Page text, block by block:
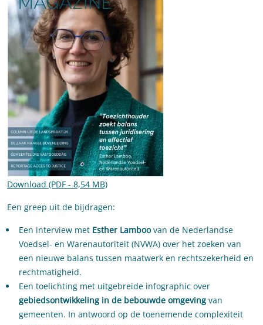
Download (PDF - 8,54 MB)
Een greep uit de bijdragen:
Een interview met Esther Lamboovan de Nederlandse
Voedsel- en Warenautoriteit (NVWA) over het zoeken van
een nieuwe balans tussen maatwerk en rechtszekerheid en
rechtmatigheid.
Een toelichting met uitgebreide infographic over
gebiedsontwikkeling in de bebouwde omgeving van
gemeenten. In antwoord op de toenemende complexiteit